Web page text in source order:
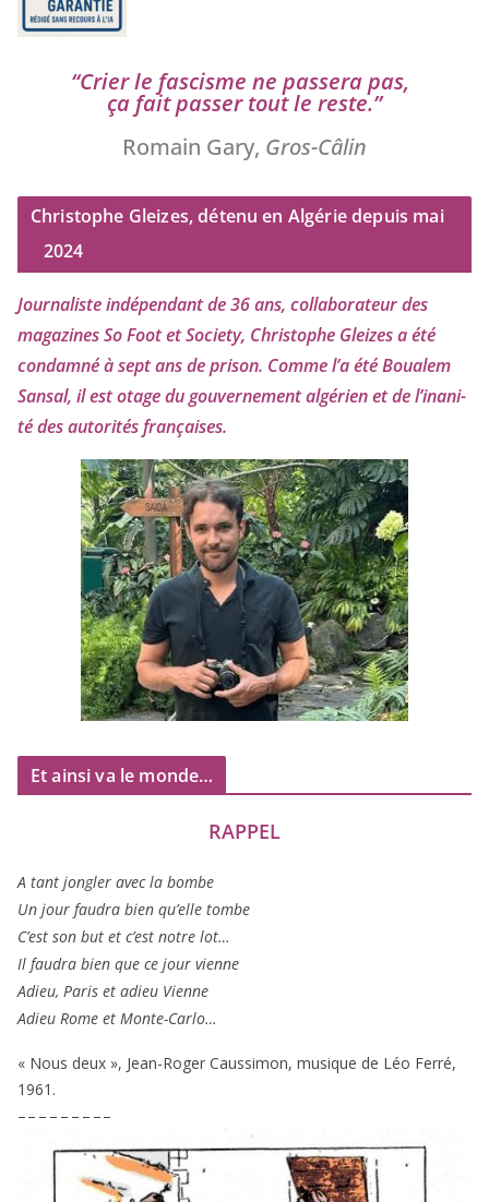
“Crier le fas­cisme ne pas­se­ra pas,
ça fait pas­ser tout le reste.”
Romain Gary, Gros-Câlin
Christophe Gleizes, détenu en Algérie depuis mai
2024
Journaliste indé­pen­dant de36ans, col­la­bo­ra­teur des
maga­zines So Foot et Society, Christophe Gleizesa été
condam­né à sept ans de pri­son. Comme l’a été Boualem
Sansal, il est otage du gou­ver­ne­ment algé­rien et de l’i­na­ni­
té des auto­ri­tés françaises.
Et ainsi va le monde…
RAPPEL
A tant jon­gler avec la bombe
Un jour fau­dra bien qu’elle tombe
C’est son but et c’est notre lot…
Il fau­dra bien que ce jour vienne
Adieu, Paris et adieu Vienne
Adieu Rome et Monte-Carlo…
« Nous deux », Jean-Roger Caussimon, musique de Léo Ferré,
1961 .
– – – – – – – – –